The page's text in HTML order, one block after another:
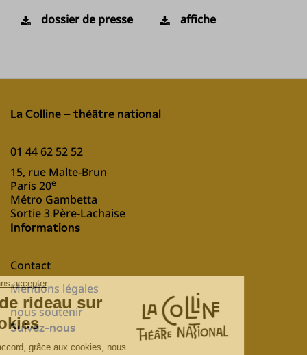
dossier de presse affiche
La Colline – théâtre national
01 44 62 52 52
15, rue Malte-Brun
Paris 20e
Métro Gambetta
Sortie 3 Père-Lachaise
Informations
Contact
Mentions légales
nous soutenir
Suivez-nous